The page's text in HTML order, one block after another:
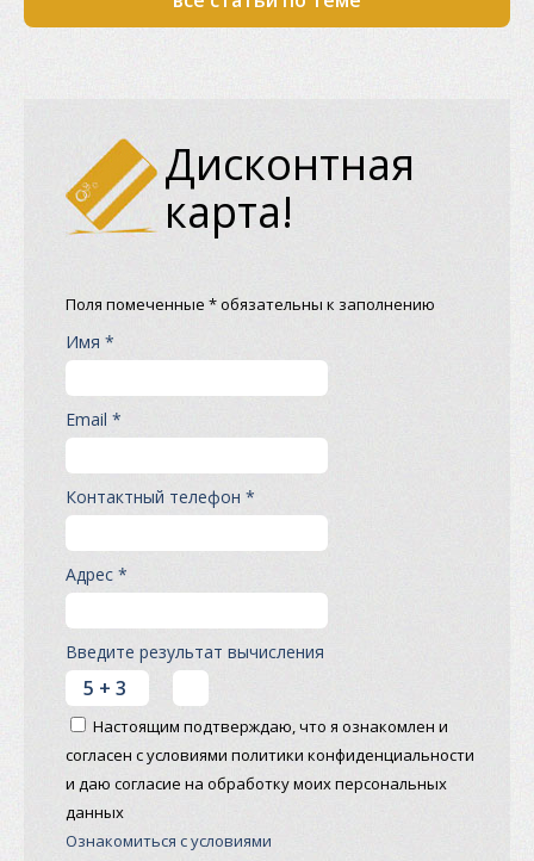
Дисконтная
карта!
Поля помеченные * обязательны к заполнению
Имя *
Email *
Контактный телефон *
Адрес *
Введите результат вычисления
Настоящим подтверждаю, что я ознакомлен и
согласен с условиями политики конфиденциальности
и даю согласие на обработку моих персональных
данных
Ознакомиться с условиями